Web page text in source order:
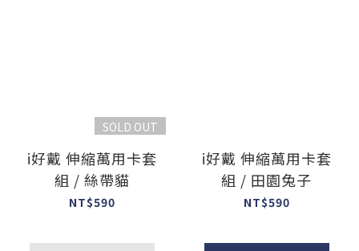
SOLD OUT
i好戴 伸縮萬用卡套
組 / 絲帶貓
NT$590
i好戴 伸縮萬用卡套
組 / 田園兔子
NT$590